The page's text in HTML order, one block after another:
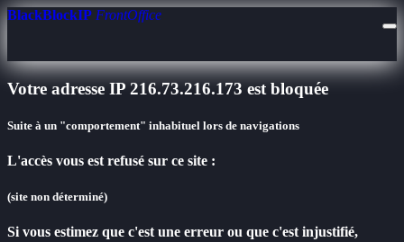
BlackBlockIP FrontOffice
Votre adresse IP 216.73.216.173 est bloquée
Suite à un "comportement" inhabituel lors de navigations
L'accès vous est refusé sur ce site :
(site non déterminé)
Si vous estimez que c'est une erreur ou que c'est injustifié,